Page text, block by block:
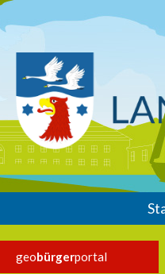
geobürgerportal